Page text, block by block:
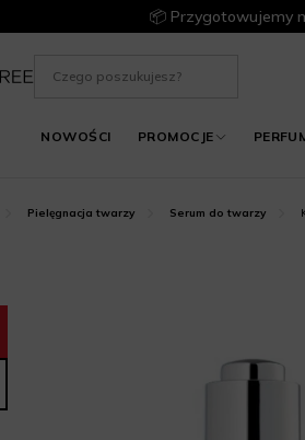
📦 Przygotowujemy
NOWOŚCI PROMOCJE
Pielęgnacja twarzy Serum do twarzy